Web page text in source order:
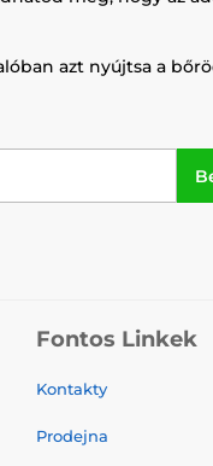
azt nyújtsa a
Fontos Linkek
Kontakty
Prodejna